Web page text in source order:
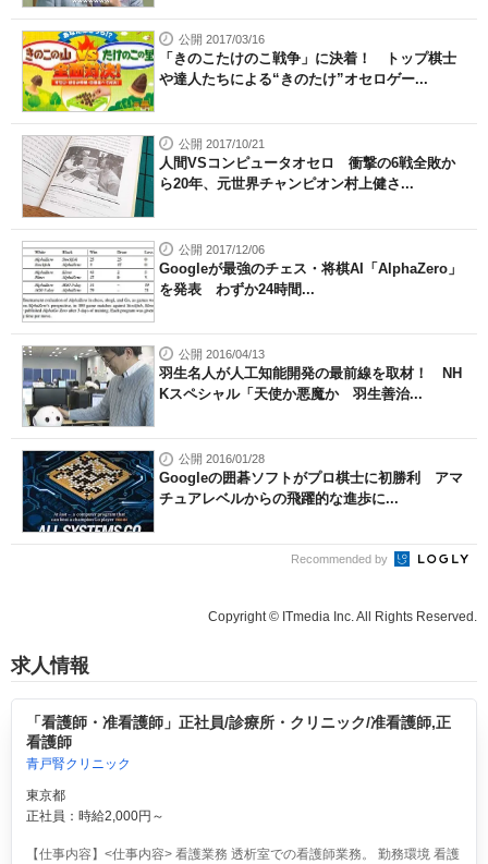
公開 2017/03/16
「きのこたけのこ戦争」に決着！ トップ棋士
や達人たちによる“きのたけ”オセロゲー...
公開 2017/10/21
人間VSコンピュータオセロ 衝撃の6戦全敗か
ら20年、元世界チャンピオン村上健さ...
公開 2017/12/06
Googleが最強のチェス・将棋AI「AlphaZero」
を発表 わずか24時間...
公開 2016/04/13
羽生名人が人工知能開発の最前線を取材！ NH
Kスペシャル「天使か悪魔か 羽生善治...
公開 2016/01/28
Googleの囲碁ソフトがプロ棋士に初勝利 アマ
チュアレベルからの飛躍的な進歩に...
Recommended by
Copyright © ITmedia Inc. All Rights Reserved.
求人情報
「看護師・准看護師」正社員/診療所・クリニック/准看護師,正
看護師
青戸腎クリニック
東京都
正社員：時給2,000円～
【仕事内容】<仕事内容> 看護業務 透析室での看護師業務。 勤務環境 看護